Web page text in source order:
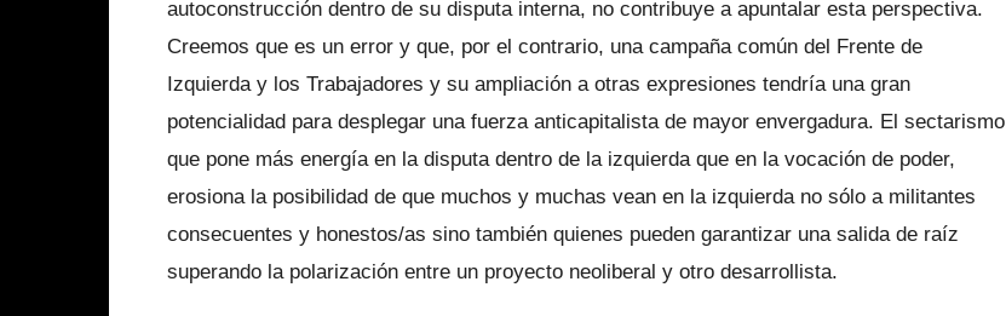
autoconstrucción dentro de su disputa interna, no contribuye a apuntalar esta perspectiva.
Creemos que es un error y que, por el contrario, una campaña común del Frente de
Izquierda y los Trabajadores y su ampliación a otras expresiones tendría una gran
potencialidad para desplegar una fuerza anticapitalista de mayor envergadura. El sectarismo
que pone más energía en la disputa dentro de la izquierda que en la vocación de poder,
erosiona la posibilidad de que muchos y muchas vean en la izquierda no sólo a militantes
consecuentes y honestos/as sino también quienes pueden garantizar una salida de raíz
superando la polarización entre un proyecto neoliberal y otro desarrollista.